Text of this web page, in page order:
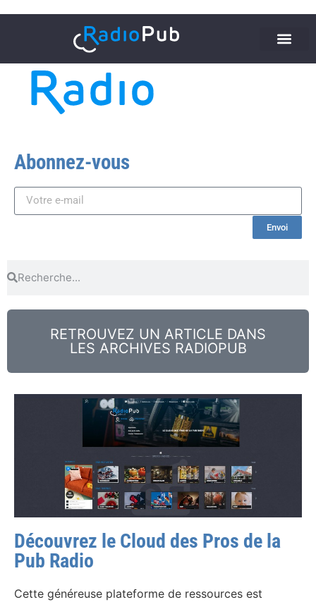
Abonnez-vous
Envoi
RETROUVEZ UN ARTICLE DANS
LES ARCHIVES RADIOPUB
Découvrez le Cloud des Pros de la
Pub Radio
Cette généreuse plateforme de ressources est